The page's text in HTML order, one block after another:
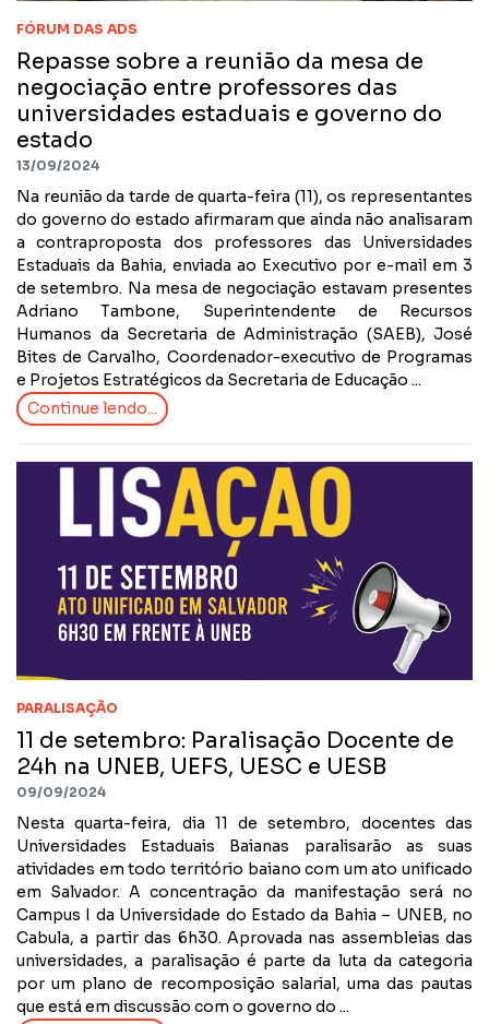
FÓRUM DAS ADS
Repasse sobre a reunião da mesa de
negociação entre professores das
universidades estaduais e governo do
estado
13/09/2024
Na reunião da tarde de quarta-feira (11), os representantes
do governo do estado afirmaram que ainda não analisaram
a contraproposta dos professores das Universidades
Estaduais da Bahia, enviada ao Executivo por e-mail em 3
de setembro. Na mesa de negociação estavam presentes
Adriano Tambone, Superintendente de Recursos
Humanos da Secretaria de Administração (SAEB), José
Bites de Carvalho, Coordenador-executivo de Programas
e Projetos Estratégicos da Secretaria de Educação ...
Continue lendo...
PARALISAÇÃO
11 de setembro: Paralisação Docente de
24h na UNEB, UEFS, UESC e UESB
09/09/2024
Nesta quarta-feira, dia 11 de setembro, docentes das
Universidades Estaduais Baianas paralisarão as suas
atividades em todo território baiano com um ato unificado
em Salvador. A concentração da manifestação será no
Campus I da Universidade do Estado da Bahia – UNEB, no
Cabula, a partir das 6h30. Aprovada nas assembleias das
universidades, a paralisação é parte da luta da categoria
por um plano de recomposição salarial, uma das pautas
que está em discussão com o governo do ...